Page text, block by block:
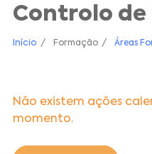
Controlo de
Início Formação Áreas
Não existem ações
momento.